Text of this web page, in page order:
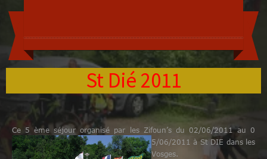
St Dié 2011
Ce 5 ème séjour organisé par les Zifoun’s du 02/06/2011 au 0
5/06/2011 à St DIE dans les
Vosges.